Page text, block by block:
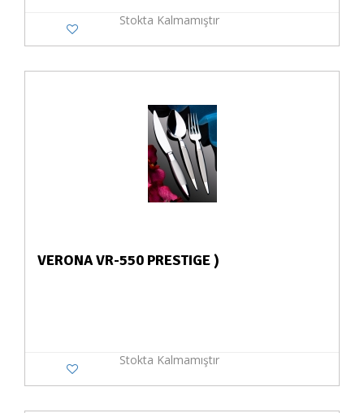
Stokta Kalmamıştır
VERONA VR-550 PRESTIGE )
Stokta Kalmamıştır